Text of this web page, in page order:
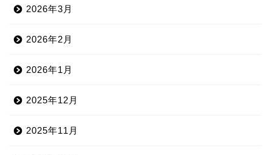
2026年3月
2026年2月
2026年1月
2025年12月
2025年11月